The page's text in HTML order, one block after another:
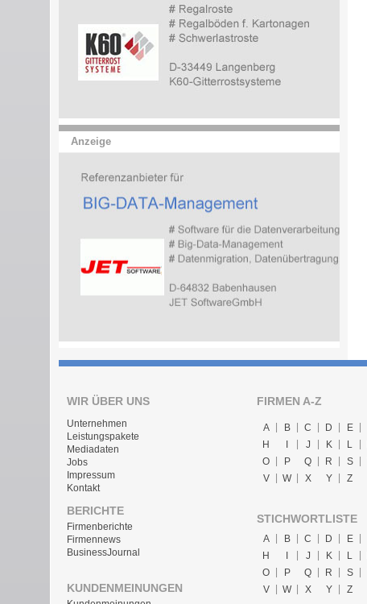
Anzeige
WIR ÜBER UNS
Unternehmen
Leistungspakete
Mediadaten
Jobs
Impressum
Kontakt
BERICHTE
Firmenberichte
Firmennews
BusinessJournal
KUNDENMEINUNGEN
FIRMEN A-Z
A B C D E
H
I J K L
O
P Q R S
V
W X Y Z
STICHWORTLISTE
A B C D E
H
J K L
O
P Q R S
V
W X Y Z